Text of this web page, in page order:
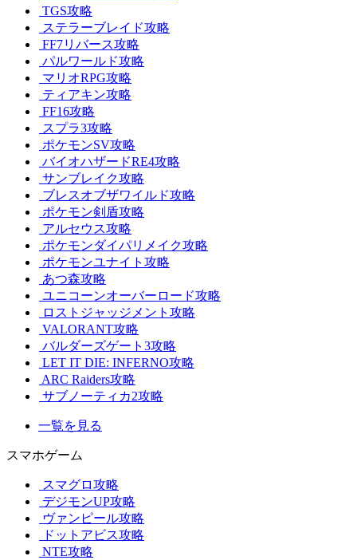
TGS攻略
ステラーブレイド攻略
FF7リバース攻略
パルワールド攻略
マリオRPG攻略
ティアキン攻略
FF16攻略
スプラ3攻略
ポケモンSV攻略
バイオハザードRE4攻略
サンブレイク攻略
ブレスオブザワイルド攻略
ポケモン剣盾攻略
アルセウス攻略
ポケモンダイパリメイク攻略
ポケモンユナイト攻略
あつ森攻略
ユニコーンオーバーロード攻略
ロストジャッジメント攻略
VALORANT攻略
バルダーズゲート3攻略
LET IT DIE: INFERNO攻略
ARC Raiders攻略
サブノーティカ2攻略
一覧を見る
スマホゲーム
スマグロ攻略
デジモンUP攻略
ヴァンピール攻略
ドットアビス攻略
NTE攻略